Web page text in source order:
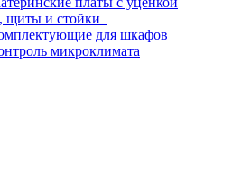
и стойки
для шкафов
микроклимата